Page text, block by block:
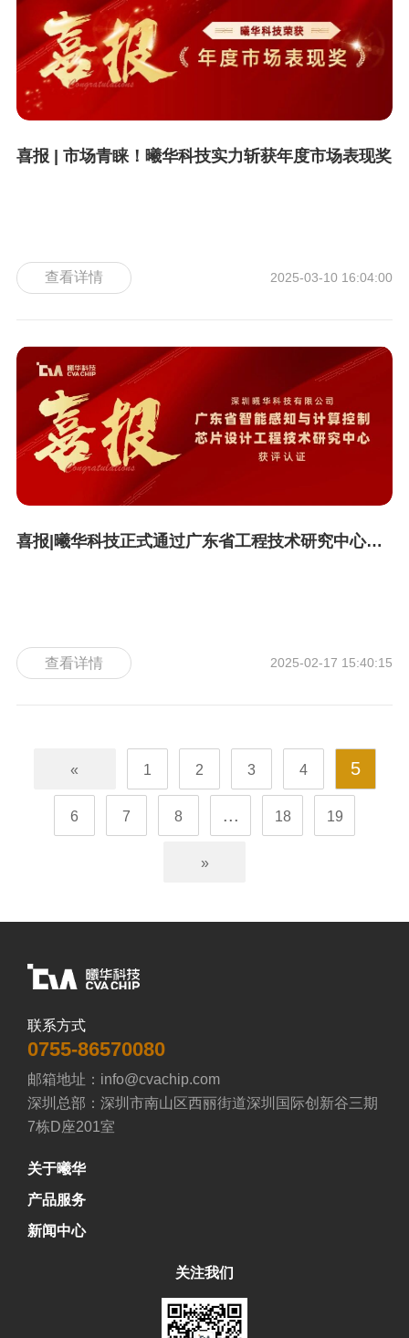
喜报 | 市场青睐！曦华科技实力斩获年度市场表现奖
查看详情 2025-03-10 16:04:00
喜报|曦华科技正式通过广东省工程技术研究中心认证 深圳曦华科技
查看详情 2025-02-17 15:40:15
« 1 2 3 4 5
6 7 8 ... 18 19
»
联系方式
0755-86570080
邮箱地址：info@cvachip.com
深圳总部：深圳市南山区西丽街道深圳国际创新谷三期
7栋D座201室
关于曦华
产品服务
新闻中心
关注我们